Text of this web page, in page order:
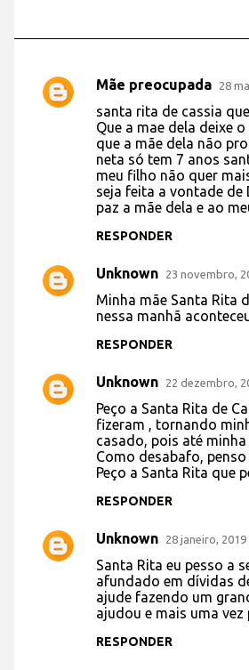
C
r
i
Mãe preocupada 28
santa rita de cassia
Que a mae dela deixe
que a mãe dela não
neta só tem 7 anos
meu filho não quer
seja feita a vontade de
paz a mãe dela e ao
RESPONDER
Unknown 23 novembro,
Minha mãe Santa Rita
nessa manhã
RESPONDER
Unknown 22 dezembro,
Peço a Santa Rita de
fizeram , tornando
casado, pois até
Como desabafo,
Peço a Santa Rita que
RESPONDER
Unknown 28 janeiro, 2019
Santa Rita eu pesso a
afundado em dívidas
ajude fazendo um
ajudou e mais uma
RESPONDER